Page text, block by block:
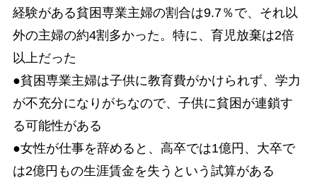
経験がある貧困専業主婦の割合は9.7％で、それ以
外の主婦の約4割多かった。特に、育児放棄は2倍
以上だった
●貧困専業主婦は子供に教育費がかけられず、学力
が不充分になりがちなので、子供に貧困が連鎖す
る可能性がある
●女性が仕事を辞めると、高卒では1億円、大卒で
は2億円もの生涯賃金を失うという試算がある